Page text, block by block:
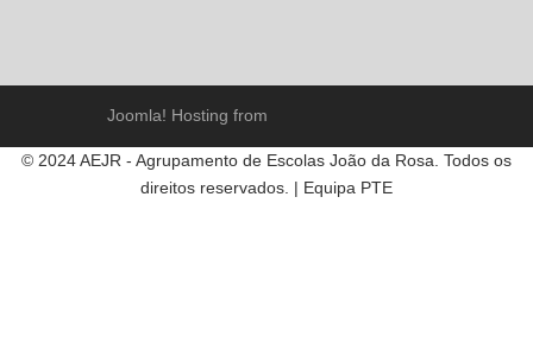
Joomla! Hosting from
© 2024 AEJR - Agrupamento de Escolas João da Rosa. Todos os
direitos reservados. | Equipa PTE